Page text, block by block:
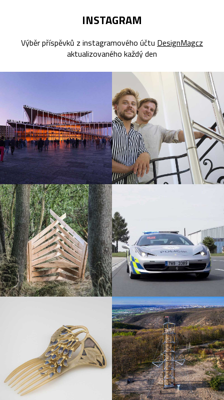
INSTAGRAM
Výběr příspěvků z instagramového účtu DesignMagcz
aktualizovaného každý den